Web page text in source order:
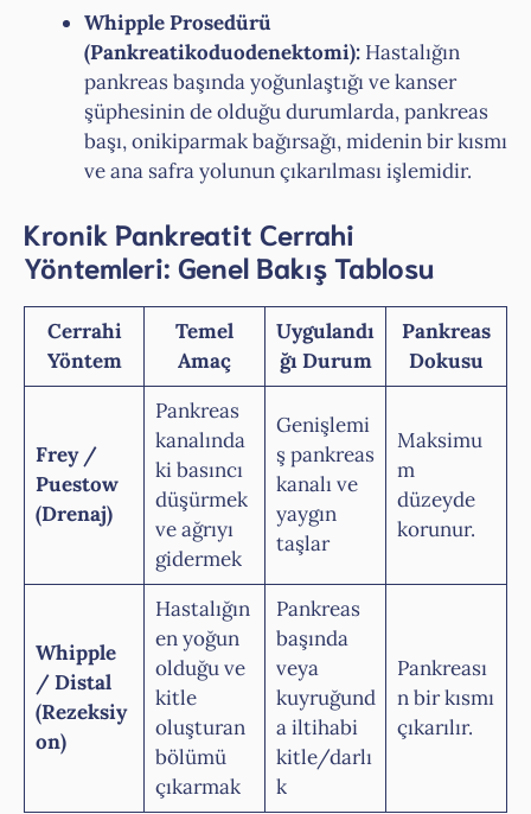
Whipple Prosedürü
(Pankreatikoduodenektomi): Hastalığın
pankreas başında yoğunlaştığı ve kanser
şüphesinin de olduğu durumlarda, pankreas
başı, onikiparmak bağırsağı, midenin bir kısmı
ve ana safra yolunun çıkarılması işlemidir.
Kronik Pankreatit Cerrahi
Yöntemleri: Genel Bakış Tablosu
Cerrahi
Yöntem
Temel
Amaç
Uygulandı
ğı Durum
Pankreas
Dokusu
Frey /
Puestow
(Drenaj)
Pankreas
kanalında
ki basıncı
düşürmek
ve ağrıyı
gidermek
Genişlemi
ş pankreas
kanalı ve
yaygın
taşlar
Maksimu
m
düzeyde
korunur.
Whipple
/ Distal
(Rezeksiy
on)
Hastalığın
en yoğun
olduğu ve
kitle
oluşturan
bölümü
çıkarmak
Pankreas
başında
veya
kuyruğund
a iltihabi
kitle/darlı
k
Pankreası
n bir kısmı
çıkarılır.